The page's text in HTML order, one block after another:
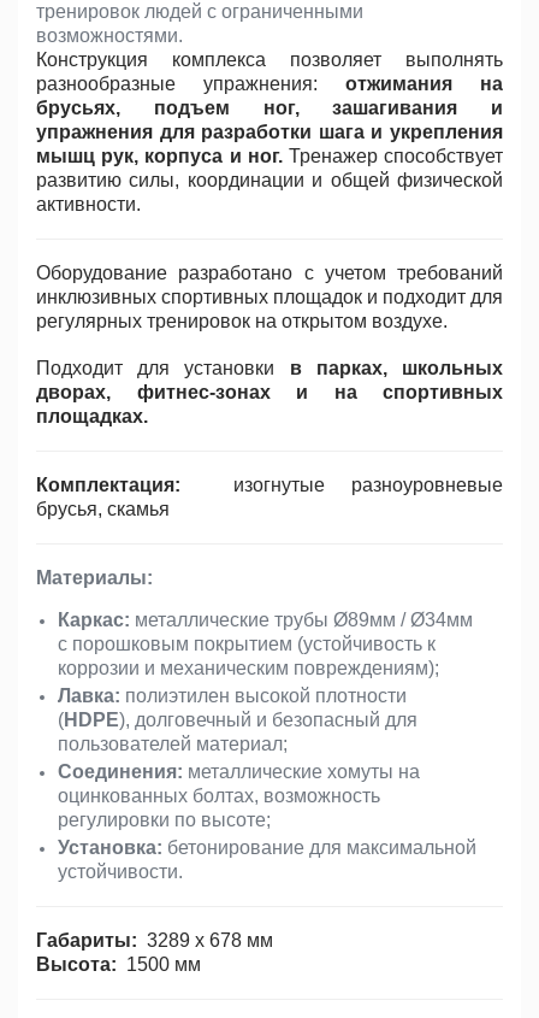
тренировок людей с ограниченными
возможностями.
Конструкция комплекса позволяет выполнять
разнообразные упражнения: отжимания на
брусьях, подъем ног, зашагивания и
упражнения для разработки шага и укрепления
мышц рук, корпуса и ног.Тренажер способствует
развитию силы, координации и общей физической
активности.
Оборудование разработано с учетом требований
инклюзивных спортивных площадок и подходит для
регулярных тренировок на открытом воздухе.
Подходит для установки в парках, школьных
дворах, фитнес-зонах и на спортивных
площадках.
Комплектация:
изогнутые разноуровневые
брусья, скамья
Материалы:
Каркас: металлические трубы Ø89мм / Ø34мм
с порошковым покрытием (устойчивость к
коррозии и механическим повреждениям);
Лавка: полиэтилен высокой плотности
(HDPE), долговечный и безопасный для
пользователей материал;
Соединения: металлические хомуты на
оцинкованных болтах, возможность
регулировки по высоте;
Установка: бетонирование для максимальной
устойчивости.
Габариты: 3289 x 678 мм
Высота: 1500 мм